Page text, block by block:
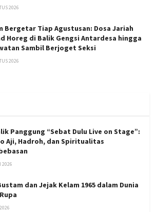
2026
Bergetar Tiap Agustusan: Dosa Jariah
Horeg di Balik Gengsi Antardesa hingga
Sambil Berjoget Seksi
2026
Panggung “Sebat Dulu Live on Stage”:
Aji, Hadroh, dan Spiritualitas
2026
dan Jejak Kelam 1965 dalam Dunia